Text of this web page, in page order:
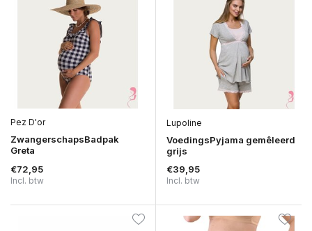
Pez D'or
ZwangerschapsBadpak
Greta
€72,95
Incl. btw
Lupoline
VoedingsPyjama gemêleerd
grijs
€39,95
Incl. btw